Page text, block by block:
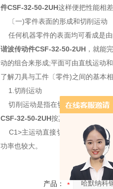
件CSF-32-50-2UH这样便把性能相
〔一)零件表面的形成和切削运动
任何机器零件的表面均可看成是
谐波传动件CSF-32-50-2UH ，就能
动的组合来形成;平面可由直线运动
了解刀具与工件〔零件)之间的基本相
1.切削运动
切削运动是指在切削过程中刀具相
CSF-32-50-2UH按其在切削过程中
C1>主运动直接切除工件上的切削
功率也较大。
产品：